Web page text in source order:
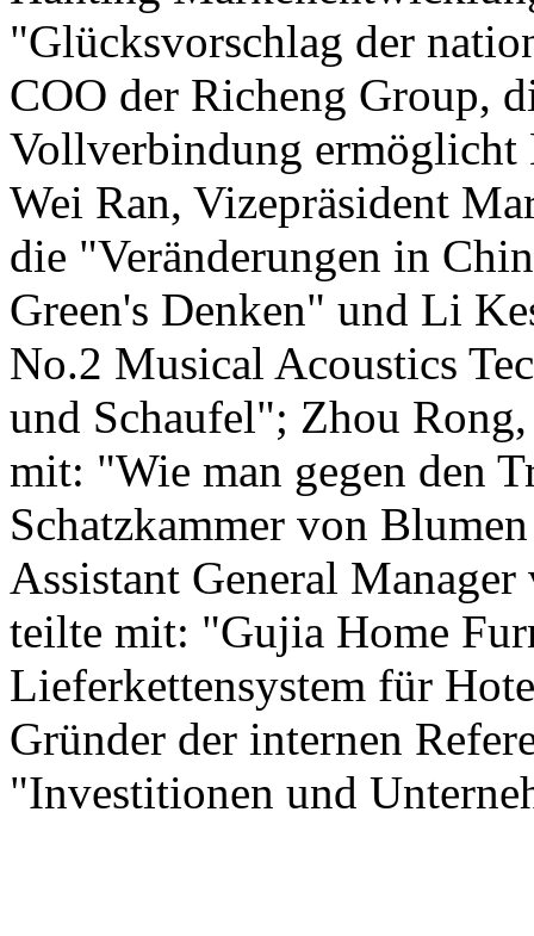
"Glücksvorschlag der
COO der Richeng Group,
Vollverbindung
Wei Ran, Vizepräsident
die "Veränderungen in
Green's Denken" und Li
No.2 Musical Acoustics
und Schaufel"; Zhou
mit: "Wie man gegen den
Schatzkammer von
Assistant General
teilte mit: "Gujia Home
Lieferkettensystem für
Gründer der internen
"Investitionen und